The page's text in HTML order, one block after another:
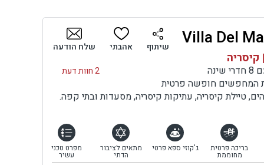
2 חוות דעת
המחפשים חופשה פרטית
טיילת קיסריה, עתיקות קיסריה, מסעדות ובתי קפה.
שיתוף אהבתי שלח הודעה
בריכה פרטית
מחוממת
ג'קוזי ספא פרטי מתאים לציבור
הדתי
מפרט טכני
עשיר